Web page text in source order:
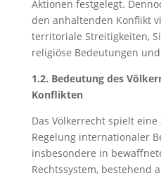
Aktionen festgelegt.
den anhaltenden Konflikt
territoriale Streitigkeiten,
religiöse Bedeutungen
1.2. Bedeutung des
Konflikten
Das Völkerrecht spielt
Regelung internationaler
insbesondere in
Rechtssystem, bestehend